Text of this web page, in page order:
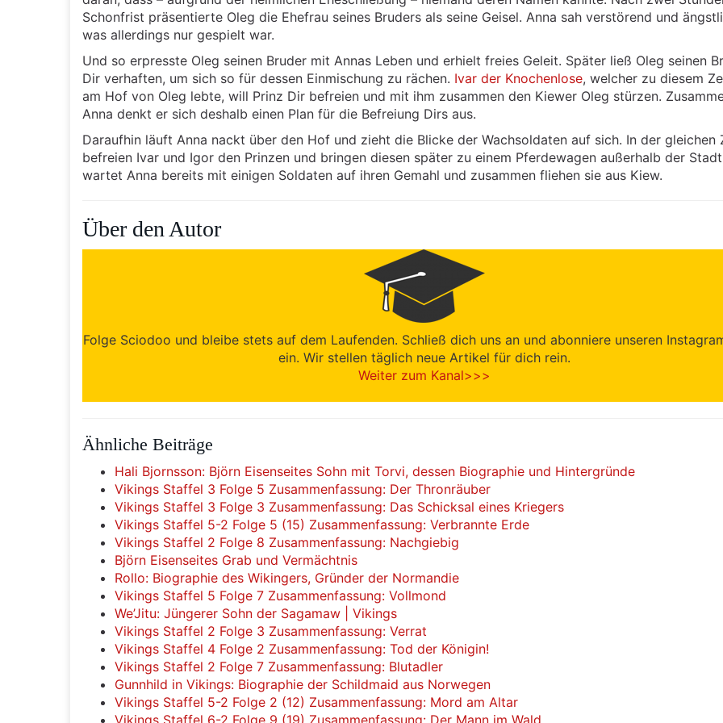
Schonfrist präsentierte Oleg die Ehefrau seines Bruders als seine Geisel. Anna sah verstörend und
was allerdings nur gespielt war.
Und so erpresste Oleg seinen Bruder mit Annas Leben und erhielt freies Geleit. Später ließ Oleg seinen
Dir verhaften, um sich so für dessen Einmischung zu rächen. Ivar der Knochenlose, welcher zu diesem
am Hof von Oleg lebte, will Prinz Dir befreien und mit ihm zusammen den Kiewer Oleg stürzen.
Anna denkt er sich deshalb einen Plan für die Befreiung Dirs aus.
Daraufhin läuft Anna nackt über den Hof und zieht die Blicke der Wachsoldaten auf sich. In der gleichen
befreien Ivar und Igor den Prinzen und bringen diesen später zu einem Pferdewagen außerhalb der
wartet Anna bereits mit einigen Soldaten auf ihren Gemahl und zusammen fliehen sie aus Kiew.
Über den Autor
Folge Sciodoo und bleibe stets auf dem Laufenden. Schließ dich uns an und abonniere unseren
ein. Wir stellen täglich neue Artikel für dich rein.
Weiter zum Kanal>>>
Ähnliche Beiträge
Hali Bjornsson: Björn Eisenseites Sohn mit Torvi, dessen Biographie und Hintergründe
Vikings Staffel 3 Folge 5 Zusammenfassung: Der Thronräuber
Vikings Staffel 3 Folge 3 Zusammenfassung: Das Schicksal eines Kriegers
Vikings Staffel 5-2 Folge 5 (15) Zusammenfassung: Verbrannte Erde
Vikings Staffel 2 Folge 8 Zusammenfassung: Nachgiebig
Björn Eisenseites Grab und Vermächtnis
Rollo: Biographie des Wikingers, Gründer der Normandie
Vikings Staffel 5 Folge 7 Zusammenfassung: Vollmond
We’Jitu: Jüngerer Sohn der Sagamaw | Vikings
Vikings Staffel 2 Folge 3 Zusammenfassung: Verrat
Vikings Staffel 4 Folge 2 Zusammenfassung: Tod der Königin!
Vikings Staffel 2 Folge 7 Zusammenfassung: Blutadler
Gunnhild in Vikings: Biographie der Schildmaid aus Norwegen
Vikings Staffel 5-2 Folge 2 (12) Zusammenfassung: Mord am Altar
Vikings Staffel 6-2 Folge 9 (19) Zusammenfassung: Der Mann im Wald